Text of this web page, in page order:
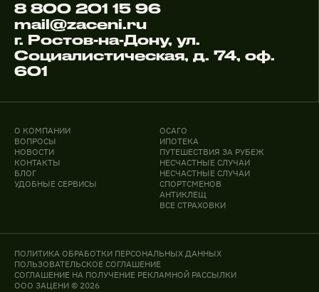
8 800 201 15 96
mail@zaceni.ru
г. Ростов-на-Дону, ул.
Социалистическая, д. 74, оф.
601
О КОМПАНИИ
ВОПРОСЫ
НОВОСТИ
КОНТАКТЫ
БЛОГ
УДОБНЫЕ СЕРВИСЫ
ОСАГО
ИПОТЕКА
ПУТЕШЕСТВИЯ ЗА РУБЕЖ
НЕСЧАСТНЫЕ СЛУЧАИ
НЕСЧАСТНЫЕ СЛУЧАИ
СПОРТСМЕНОВ
АНТИКЛЕЩ
ВСЕ СТРАХОВКИ
ПОЛИТИКА ОБРАБОТКИ ПЕРСОНАЛЬНЫХ ДАННЫХ
ПОЛЬЗОВАТЕЛЬСКОЕ СОГЛАШЕНИЕ
СОГЛАШЕНИЕ НА ПОЛУЧЕНИЕ РЕКЛАМНОЙ РАССЫЛКИ
ООО ЗАЦЕНИ © 2026